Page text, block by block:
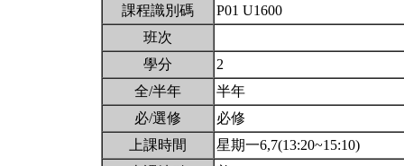
課程識別碼
P01 U1600
班次
學分
2
全/半年
半年
必/選修
必修
上課時間
星期一6,7(13:20~15:10)